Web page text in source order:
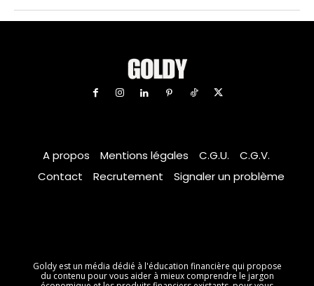
A propos Mentions légales C.G.U.
C.G.V.
Contact
Recrutement Signaler un problème
Goldy est un média dédié à l'éducation financière qui propose
du contenu pour vous aider à mieux comprendre le jargon